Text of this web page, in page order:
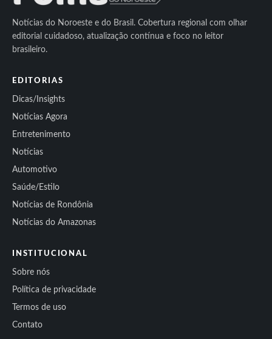
Notícias do Noroeste e do Brasil. Cobertura regional com olhar
editorial cuidadoso, atualização contínua e foco no leitor
brasileiro.
EDITORIAS
Dicas/Insights
Notícias Agora
Entretenimento
Notícias
Automotivo
Saúde/Estilo
Notícias de Rondônia
Notícias do Amazonas
INSTITUCIONAL
Sobre nós
Política de privacidade
Termos de uso
Contato